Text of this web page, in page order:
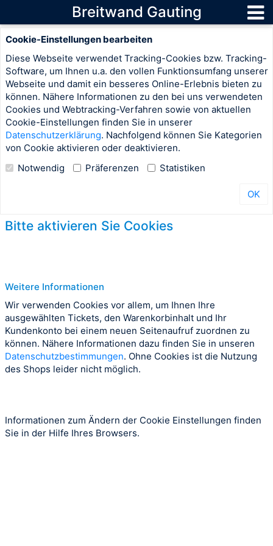
Breitwand Gauting
Cookie-Einstellungen bearbeiten
Diese Webseite verwendet Tracking-Cookies bzw. Tracking-
Software, um Ihnen u.a. den vollen Funktionsumfang unserer
Webseite und damit ein besseres Online-Erlebnis bieten zu
können. Nähere Informationen zu den bei uns verwendeten
Cookies und Webtracking-Verfahren sowie von aktuellen
Cookie-Einstellungen finden Sie in unserer
Datenschutzerklärung. Nachfolgend können Sie Kategorien
von Cookie aktivieren oder deaktivieren.
Notwendig
Präferenzen Statistiken
OK
Bitte aktivieren Sie Cookies
Weitere Informationen
Wir verwenden Cookies vor allem, um Ihnen Ihre
ausgewählten Tickets, den Warenkorbinhalt und Ihr
Kundenkonto bei einem neuen Seitenaufruf zuordnen zu
können. Nähere Informationen dazu finden Sie in unseren
Datenschutzbestimmungen. Ohne Cookies ist die Nutzung
des Shops leider nicht möglich.
Informationen zum Ändern der Cookie Einstellungen finden
Sie in der Hilfe Ihres Browsers.